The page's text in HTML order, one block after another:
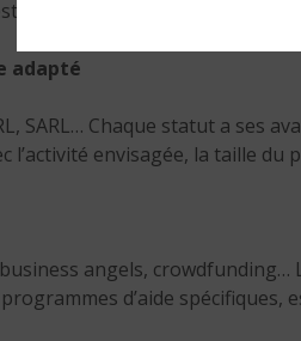
adapté
SARL… Chaque statut a ses
l’activité envisagée, la taille du
angels,
d’aide